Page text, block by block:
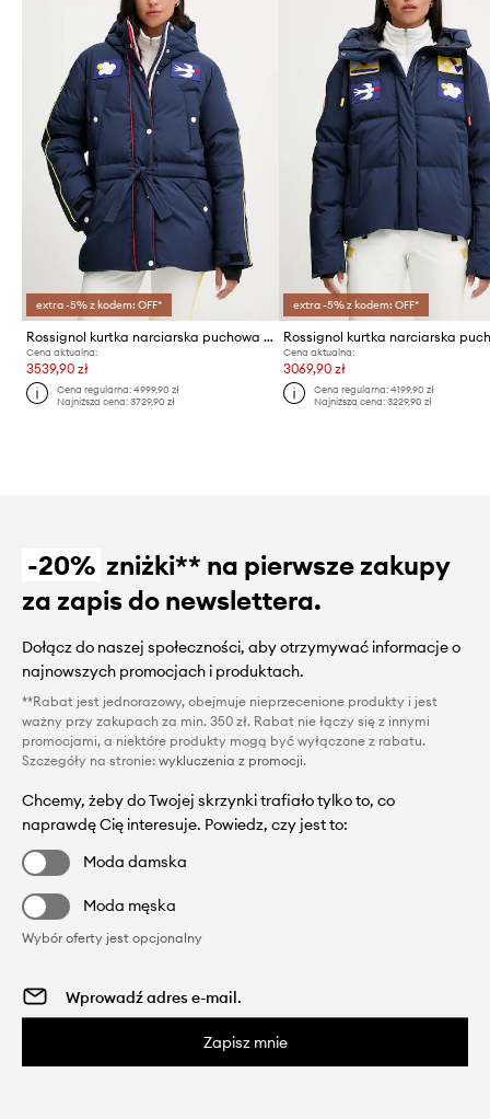
extra -5% z kodem: OFF*
Rossignol kurtka narciarska puchowa JCC
Cena aktualna:
3539,90 zł
Cena regularna:4999,90 zł
Najniższa cena:3729,90 zł
extra -5% z kodem: OFF*
Cena aktualna:
3069,90 zł
Cena regularna: 4199,90 zł
Najniższa cena: 3229,90 zł
-20% zniżki** na pierwsze zakupy
za zapis do newslettera.
Dołącz do naszej społeczności, aby otrzymywać informacje o
najnowszych promocjach i produktach.
**Rabat jest jednorazowy, obejmuje nieprzecenione produkty i jest
ważny przy zakupach za min. 350 zł. Rabat nie łączy się z innymi
promocjami, a niektóre produkty mogą być wyłączone z rabatu.
Szczegóły na stronie: wykluczenia z promocji.
Chcemy, żeby do Twojej skrzynki trafiało tylko to, co
naprawdę Cię interesuje. Powiedz, czy jest to:
Moda damska
Moda męska
Wybór oferty jest opcjonalny
Zapisz mnie